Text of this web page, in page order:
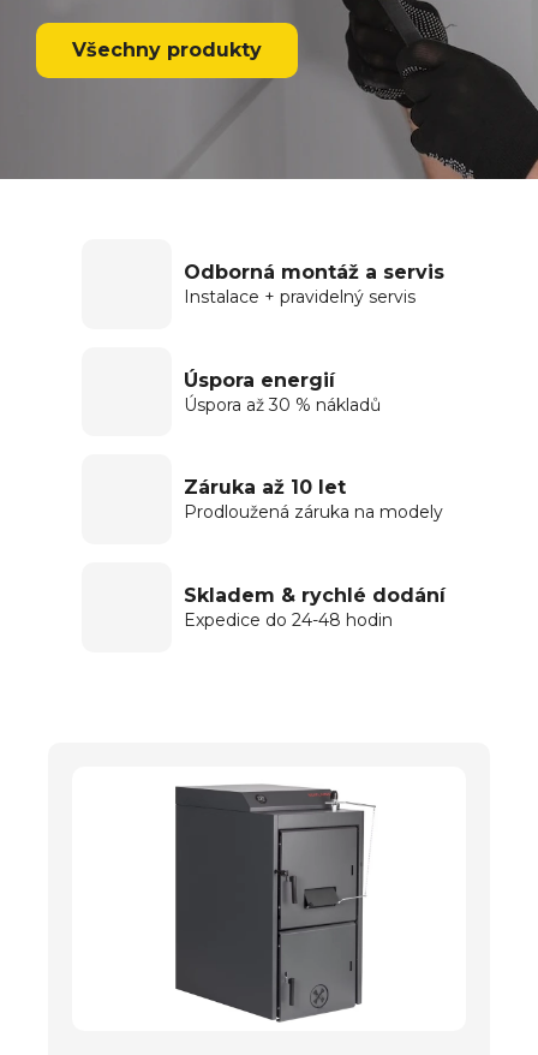
Všechny produkty
Odborná montáž a servis
Instalace + pravidelný servis
Úspora energií
Úspora až 30 % nákladů
Záruka až 10 let
Prodloužená záruka na modely
Skladem & rychlé dodání
Expedice do 24-48 hodin